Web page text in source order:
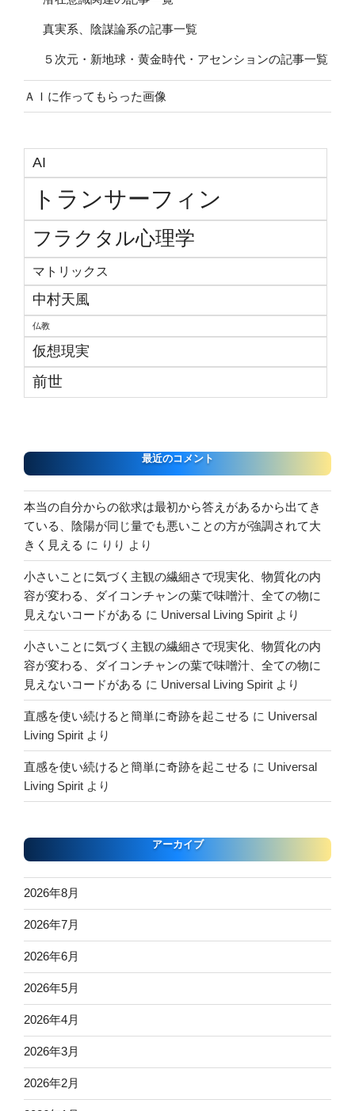
真実系、陰謀論系の記事一覧
５次元・新地球・黄金時代・アセンションの記事一覧
ＡＩに作ってもらった画像
AI
トランサーフィン
フラクタル心理学
マトリックス
中村天風
仏教
仮想現実
前世
最近のコメント
本当の自分からの欲求は最初から答えがあるから出てき
ている、陰陽が同じ量でも悪いことの方が強調されて大
きく見える に りり より
小さいことに気づく主観の繊細さで現実化、物質化の内
容が変わる、ダイコンチャンの葉で味噌汁、全ての物に
見えないコードがある に Universal Living Spirit より
小さいことに気づく主観の繊細さで現実化、物質化の内
容が変わる、ダイコンチャンの葉で味噌汁、全ての物に
見えないコードがある に Universal Living Spirit より
直感を使い続けると簡単に奇跡を起こせる に Universal
Living Spirit より
直感を使い続けると簡単に奇跡を起こせる に Universal
Living Spirit より
アーカイブ
2026年8月
2026年7月
2026年6月
2026年5月
2026年4月
2026年3月
2026年2月